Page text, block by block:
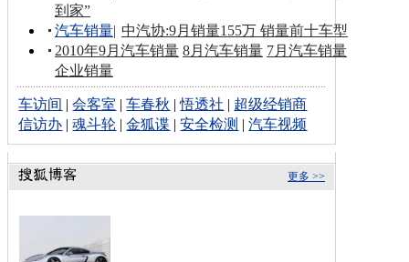
到家”
汽车销量| 中汽协:9月销量155万 销量前十车型
2010年9月汽车销量 8月汽车销量 7月汽车销量
企业销量
车访间 |会客室 |车春秋 |悟透社 | 超级经销商
信访办 |魂斗轮 |金狐谍 |安全检测 |汽车视频
更多 >>